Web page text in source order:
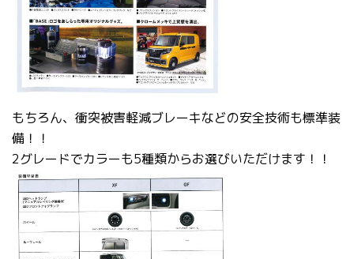
もちろん、衝突被害軽減ブレーキなどの安全技術も標準装
備！！
2グレードでカラーも5種類からお選びいただけます！！